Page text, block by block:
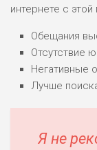
интернете с
Обещания
Отсутствие
Негативные
Лучше
Я не